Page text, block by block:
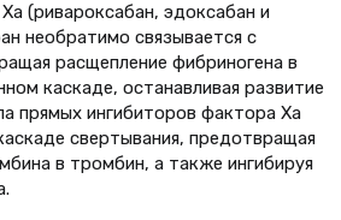
(ривароксабан, эдоксабан и
необратимо связывается с
расщепление фибриногена в
каскаде, останавливая развитие
прямых ингибиторов фактора Ха
свертывания, предотвращая
в тромбин, а также ингибируя